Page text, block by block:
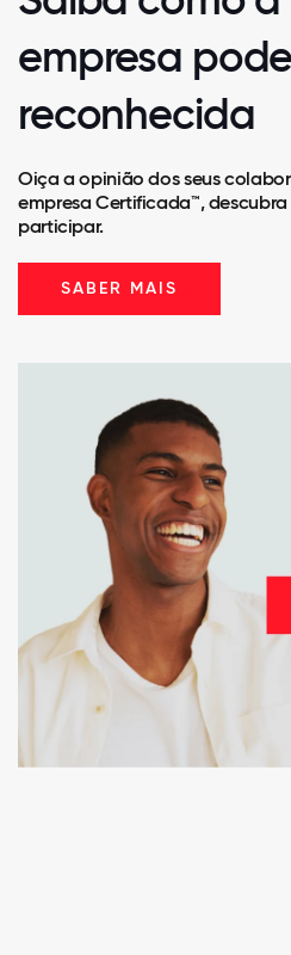
empresa
reconhecida
Oiça a opinião dos seus
empresa Certificada™,
participar.
SABER MAIS